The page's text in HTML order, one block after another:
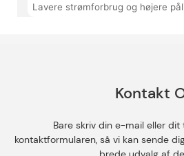
Lavere strømforbrug og højere
Kontakt
Bare skriv din e-mail eller
kontaktformularen, så vi kan sende